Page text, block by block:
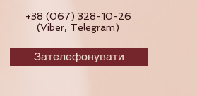
+38 (067) 328-10-26
(Viber, Telegram)
Зателефонувати